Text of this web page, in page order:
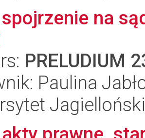
na
PRELUDIUM
Paulina
Jagielloński